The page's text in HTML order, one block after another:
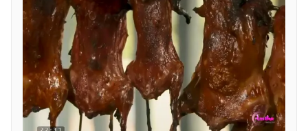
Video Shorts video
VTV Money VTV Thể thao
VTV Sức khoẻ Bất động sản
Thị trường 24h Tấm lòng Việt